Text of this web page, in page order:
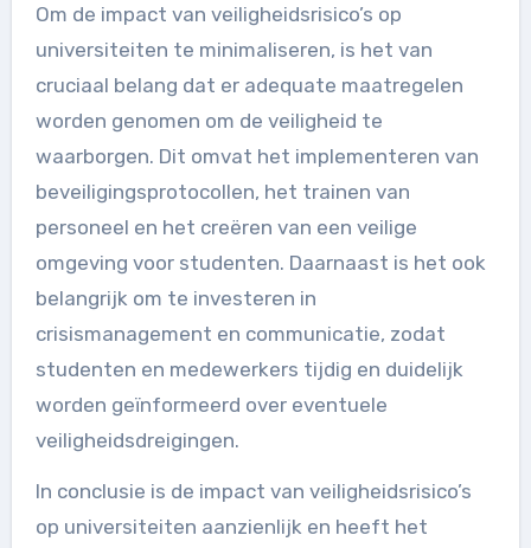
Om de impact van veiligheidsrisico’s op
universiteiten te minimaliseren, is het van
cruciaal belang dat er adequate maatregelen
worden genomen om de veiligheid te
waarborgen. Dit omvat het implementeren van
beveiligingsprotocollen, het trainen van
personeel en het creëren van een veilige
omgeving voor studenten. Daarnaast is het ook
belangrijk om te investeren in
crisismanagement en communicatie, zodat
studenten en medewerkers tijdig en duidelijk
worden geïnformeerd over eventuele
veiligheidsdreigingen.
In conclusie is de impact van veiligheidsrisico’s
op universiteiten aanzienlijk en heeft het